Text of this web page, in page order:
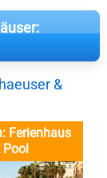
&
Ferienhaus
Pool